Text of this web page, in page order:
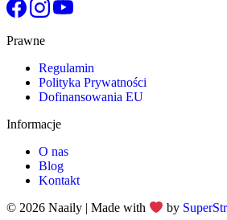
Prawne
Regulamin
Polityka Prywatności
Dofinansowania EU
Informacje
O nas
Blog
Kontakt
© 2026 Naaily | Made with by